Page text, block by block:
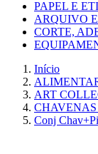
PAPEL E
ARQUIVO
CORTE,
Início
ART
Conj